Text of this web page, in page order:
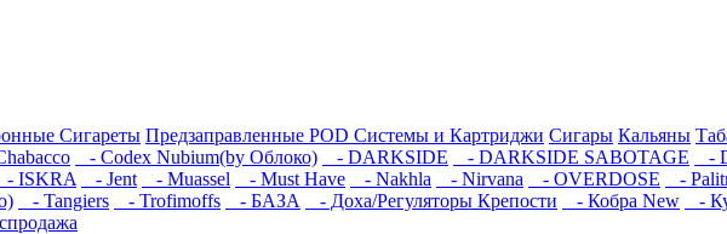
Сигареты Предзаправленные POD Системы и Картриджи Сигары Кальяны
- Codex Nubium(by Облоко) - DARKSIDE - DARKSIDE SABOTAGE -
- ISKRA - Jent - Muassel - Must Have - Nakhla - Nirvana - OVERDOSE -
- Tangiers - Trofimoffs - БАЗА - Доха/Регуляторы Крепости - Кобра New -